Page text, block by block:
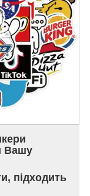
Вашу
підходить